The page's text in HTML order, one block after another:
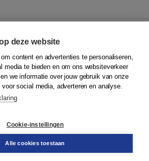
uitgevers
deze website
content en advertenties te personaliseren,
media te bieden en om ons websiteverkeer
we informatie over jouw gebruik van onze
social media, adverteren en analyse.
Cookie-instellingen
Alle cookies toestaan